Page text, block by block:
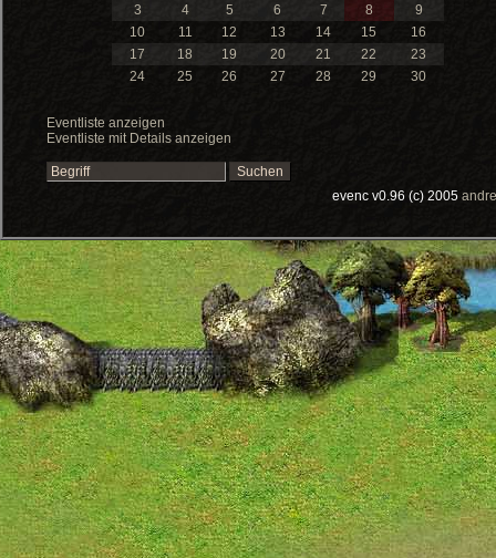
3
4 5 6 7 8
9
10
11 12 13 14 15
16
17
18 19 20 21 22
23
24
25 26 27 28 29 30
Eventliste anzeigen
Eventliste mit Details anzeigen
evenc v0.96 (c) 2005